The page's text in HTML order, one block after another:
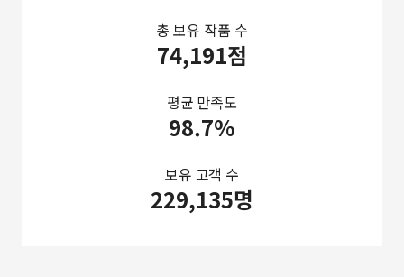
총 보유 작품 수
74,191점
평균 만족도
98.7%
보유 고객 수
229,135명